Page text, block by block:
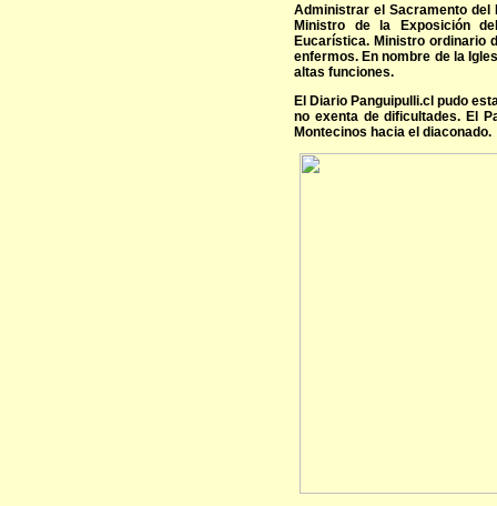
Administrar el Sacramento
Ministro de la Exposición
Eucarística. Ministro ordinario
enfermos. En nombre de la
altas funciones.
El Diario Panguipulli.cl pudo
no exenta de dificultades. El
Montecinos hacia el diaconado.